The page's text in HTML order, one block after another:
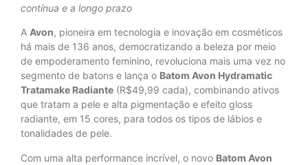
contínua e a longo prazo
A Avon, pioneira em tecnologia e inovação em cosméticos
há mais de 136 anos, democratizando a beleza por meio
de empoderamento feminino, revoluciona mais uma vez no
segmento de batons e lança o Batom Avon Hydramatic
Tratamake Radiante (R$49,99 cada), combinando ativos
que tratam a pele e alta pigmentação e efeito gloss
radiante, em 15 cores, para todos os tipos de lábios e
tonalidades de pele.
Com uma alta performance incrível, o novo Batom Avon